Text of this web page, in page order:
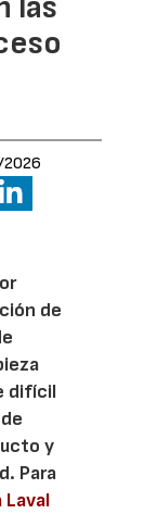
las
de
difícil
y
Para
Laval